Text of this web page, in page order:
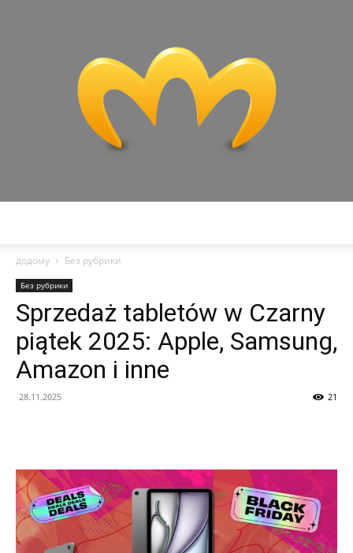
додому
Без рубрики
Без рубрики
Sprzedaż tabletów w Czarny
piątek 2025: Apple, Samsung,
Amazon i inne
28.11.2025 21